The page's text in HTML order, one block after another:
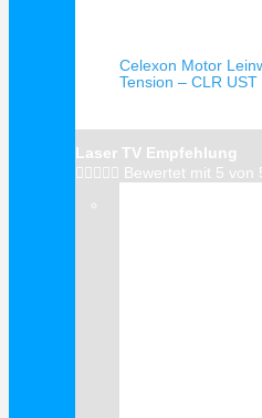
Celexon Motor
Tension – CLR UST
Laser TV Empfehlung
     Bewertet mit 5 von